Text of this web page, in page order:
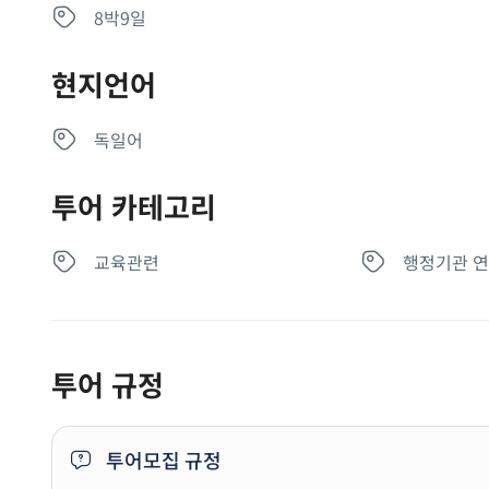
8박9일
현지언어
독일어
투어 카테고리
교육관련 행정기관
투어 규정
투어모집 규정